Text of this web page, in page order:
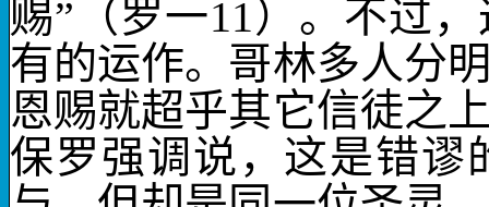
赐”（罗一11）。不过
有的运作。哥林多人分
恩赐就超乎其它信徒之
保罗强调说，这是错谬